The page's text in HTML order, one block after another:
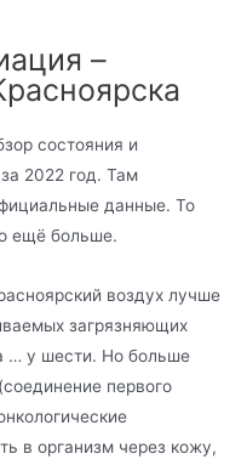
–
состояния и
2022 год. Там
данные. То
ещё больше.
воздух лучше
загрязняющих
… у шести. Но больше
первого
в организм через кожу,